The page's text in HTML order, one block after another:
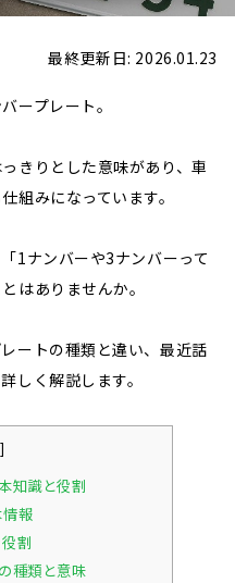
最終更新日: 2026.01.23
ープレート。
きりとした意味があり、車
組みになっています。
1ナンバーや3ナンバーって
はありませんか。
ートの種類と違い、最近話
しく解説します。
]
知識と役割
報
割
種類と意味